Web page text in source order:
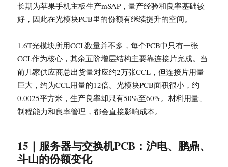
长期为苹果手机主板生产mSAP，量产经验和良率基础较
好，因此在光模块PCB里的份额有继续提升的空间。
1.6T光模块所用CCL数量并不多，每个PCB中只有一张
CCL作为核心，其余五阶增层结构主要靠连接片完成。当
前几家供应商总出货量对应约2万张CCL，但连接片用量
巨大，约为CCL用量的12倍。光模块PCB面积很小，约
0.0025平方米，生产良率却只有50%至60%。材料用量、
制程能力和良率管理，都会直接影响成本。
15｜服务器与交换机PCB：沪电、鹏鼎、
斗山的份额变化